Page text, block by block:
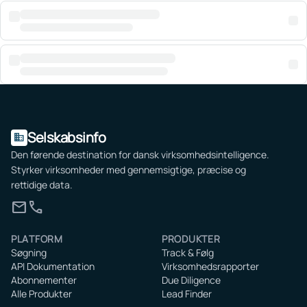
domain Selskabsinfo
Den førende destination for dansk virksomhedsintelligence.
Styrker virksomheder med gennemsigtige, præcise og
rettidige data.
mailcall
PLATFORM
Søgning
API Dokumentation
Abonnementer
Alle Produkter
PRODUKTER
Track & Følg
Virksomhedsrapporter
Due Diligence
Lead Finder